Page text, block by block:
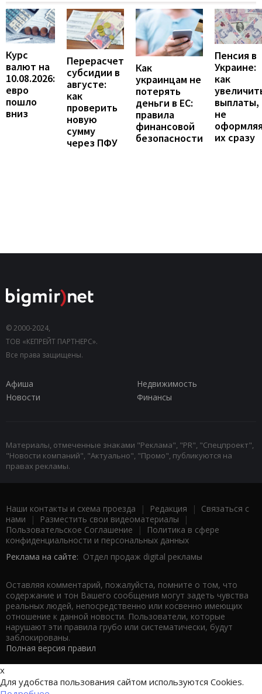
Курс
валют на
10.08.2026:
евро
пошло
вниз
Перерасчет
субсидии в
августе:
как
проверить
новую
сумму
через ПФУ
Как
украинцам не
потерять
деньги в ЕС:
правила
финансовой
безопасности
Пенсия в
Украине:
как
выплаты,
не
их сразу
© 2000-2024,
ТОВ «КЕПРЕЙТ ПАРТНЕРС».
Все права защищены.
Афиша
Недвижимость
Новости
Финансы
Материалы, отмеченные знаками "Реклама", "PR", "Спецпроект",
"Новости компаний", "Актуально", "Промо", публикуются на
правах рекламы.
Наши контакты и схема проезда | Редакция | Связаться с
нами | Разместить свои видеоматериалы |
Пользовательское Соглашение |
Политика в сфере
конфиденциальности и персональных данных
Реклама на сайте: Отдел продаж digital рекламы
Оставляя комментарий, пожалуйста, помните о том, что
содержание и тон Вашего сообщения могут задеть чувства
реальных людей, непосредственно или косвенно имеющих
отношение к данной новости. Пользователи, которые
нарушают эти правила грубо или систематически, будут
заблокированы.
Полная версия правил
x
Для удобства пользования сайтом используются Cookies.